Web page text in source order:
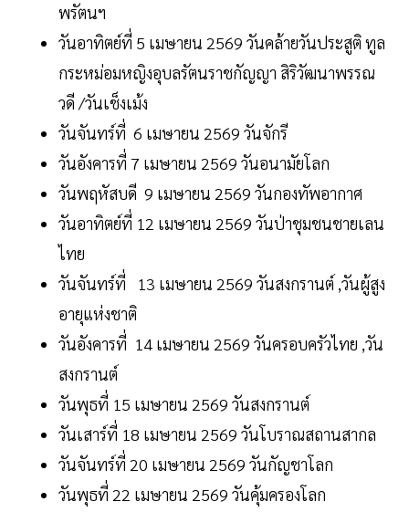
พรัตนฯ
วันอาทิตย์ที่ 5 เมษายน 2569 วันคล้ายวันประสูติ ทูล
กระหม่อมหญิงอุบลรัตนราชกัญญา สิริวัฒนาพรรณ
วดี /วันเช็งเม้ง
วันจันทร์ที่ 6 เมษายน 2569 วันจักรี
วันอังคารที่ 7 เมษายน 2569 วันอนามัยโลก
วันพฤหัสบดี 9 เมษายน 2569 วันกองทัพอากาศ
วันอาทิตย์ที่ 12 เมษายน 2569 วันป่าชุมชนชายเลน
ไทย
วันจันทร์ที่ 13 เมษายน 2569 วันสงกรานต์ ,วันผู้สูง
อายุแห่งชาติ
วันอังคารที่ 14 เมษายน 2569 วันครอบครัวไทย ,วัน
สงกรานต์
วันพุธที่ 15 เมษายน 2569 วันสงกรานต์
วันเสาร์ที่ 18 เมษายน 2569 วันโบราณสถานสากล
วันจันทร์ที่ 20 เมษายน 2569 วันกัญชาโลก
วันพุธที่ 22 เมษายน 2569 วันคุ้มครองโลก